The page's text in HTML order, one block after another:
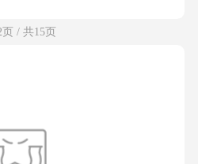
页 / 共15页